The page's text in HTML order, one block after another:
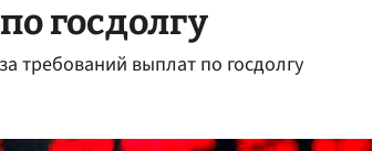
госдолгу
требований выплат по госдолгу